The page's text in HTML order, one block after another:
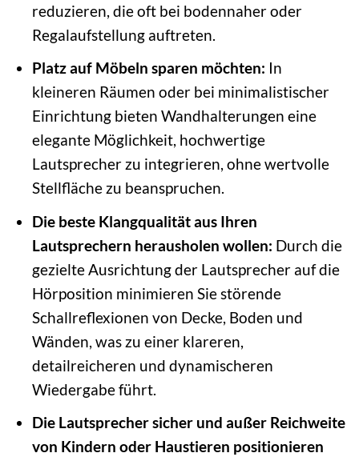
reduzieren, die oft bei bodennaher oder
Regalaufstellung auftreten.
Platz auf Möbeln sparen möchten: In
kleineren Räumen oder bei minimalistischer
Einrichtung bieten Wandhalterungen eine
elegante Möglichkeit, hochwertige
Lautsprecher zu integrieren, ohne wertvolle
Stellfläche zu beanspruchen.
Die beste Klangqualität aus Ihren
Lautsprechern herausholen wollen: Durch die
gezielte Ausrichtung der Lautsprecher auf die
Hörposition minimieren Sie störende
Schallreflexionen von Decke, Boden und
Wänden, was zu einer klareren,
detailreicheren und dynamischeren
Wiedergabe führt.
Die Lautsprecher sicher und außer Reichweite
von Kindern oder Haustieren positionieren